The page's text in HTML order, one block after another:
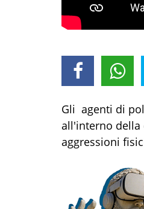
Gli agenti di
all'interno della
aggressioni